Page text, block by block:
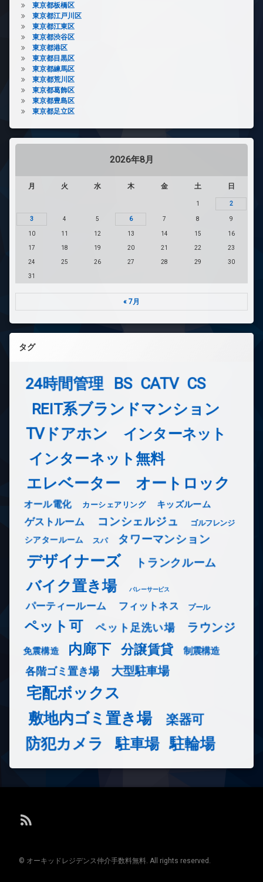
東京都板橋区
東京都江戸川区
東京都江東区
東京都渋谷区
東京都港区
東京都目黒区
東京都練馬区
東京都荒川区
東京都葛飾区
東京都豊島区
東京都足立区
2026年8月
月 火 水 木 金 土 日
1 2
3 4 5 6 7 8 9
10 11 12 13 14 15 16
17 18 19 20 21 22 23
24 25 26 27 28 29 30
31
« 7月
タグ
24時間管理 BS CATV CS
REIT系ブランドマンション
TVドアホン インターネット
インターネット無料
エレベーター オートロック
オール電化 カーシェアリング キッズルーム
ゲストルーム コンシェルジュ ゴルフレンジ
シアタールーム スパ タワーマンション
デザイナーズ トランクルーム
バイク置き場 バレーサービス
パーティールーム フィットネス プール
ペット可 ペット足洗い場 ラウンジ
免震構造 内廊下 分譲賃貸 制震構造
各階ゴミ置き場 大型駐車場
宅配ボックス
敷地内ゴミ置き場
楽器可
防犯カメラ 駐車場 駐輪場
RSS
© オーキッドレジデンス仲介手数料無料. All rights reserved.